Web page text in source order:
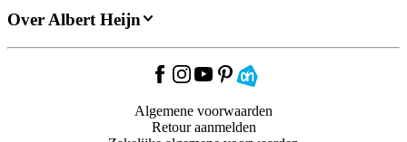
Over Albert Heijn
Algemene voorwaarden
Retour aanmelden